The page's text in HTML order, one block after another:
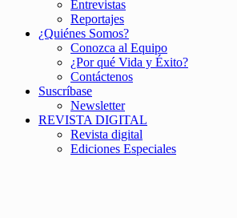
Entrevistas
Reportajes
¿Quiénes Somos?
Conozca al Equipo
¿Por qué Vida y Éxito?
Contáctenos
Suscríbase
Newsletter
REVISTA DIGITAL
Revista digital
Ediciones Especiales